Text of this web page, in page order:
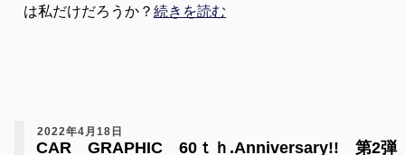
は私だけだろうか？ 続きを読む
2022年4月18日
CAR GRAPHIC 60ｔｈ.Anniversary!! 第2弾